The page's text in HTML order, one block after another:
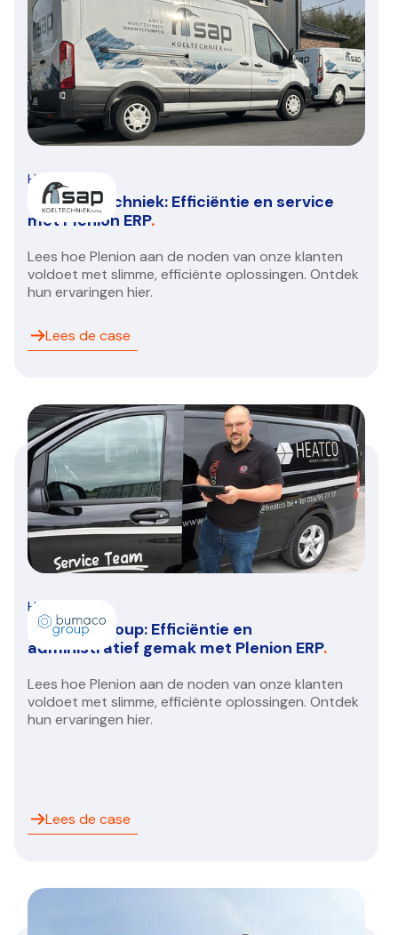
HVAC/R
SAP Koeltechniek: Efficiëntie en service
met Plenion ERP.
Lees hoe Plenion aan de noden van onze klanten
voldoet met slimme, efficiënte oplossingen. Ontdek
hun ervaringen hier.
Lees de case
HVAC/R
Bumaco Group: Efficiëntie en
administratief gemak met Plenion ERP.
Lees hoe Plenion aan de noden van onze klanten
voldoet met slimme, efficiënte oplossingen. Ontdek
hun ervaringen hier.
Lees de case